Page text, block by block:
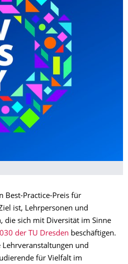
Best-Practice-Preis für
ist, Lehrpersonen und
die sich mit Diversität im Sinne
der TU Dresden beschäftigen.
Lehrveranstaltungen und
für Vielfalt im